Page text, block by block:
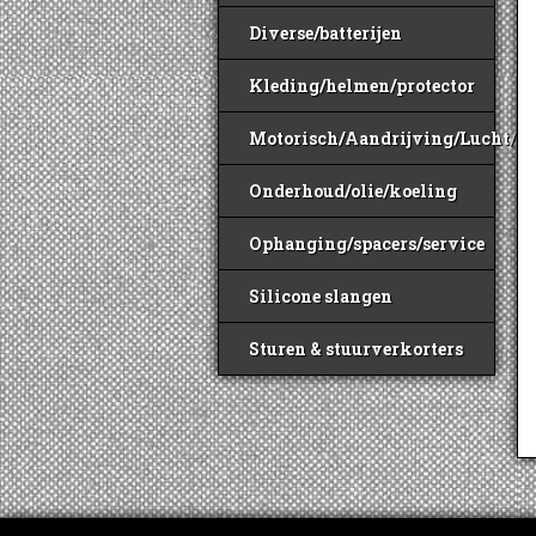
Diverse/batterijen
Kleding/helmen/protector
Motorisch/Aandrijving/Lucht/
Onderhoud/olie/koeling
Ophanging/spacers/service
Silicone slangen
Sturen & stuurverkorters